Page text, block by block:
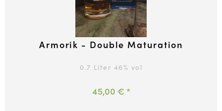
Armorik - Double Maturation
0.7 Liter 46% vol
45,00 € *